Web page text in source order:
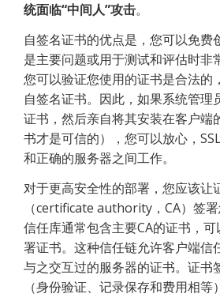
统面临“中间人”攻击。
自签名证书的优点是，您可以免费
是主要问题或用于测试和评估时非
您可以验证您使用的证书是合法的
自签名证书。因此，如果系统管理
证书，然后亲自将其安装在客户端
书才是可信的），您可以放心，
和正确的服务器之间工作。
对于更高安全性的部署，您应该让
（certificate authority，CA）签
信任库通常包含主要CA的证书，
署证书。这种信任链允许客户端信
与之交互过的服务器的证书。证书
（身份验证、记录保存和费用相等